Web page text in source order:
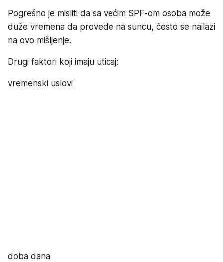
Pogrešno je misliti da sa većim SPF-om osoba može
duže vremena da provede na suncu, često se nailazi
na ovo mišljenje.
Drugi faktori koji imaju uticaj:
vremenski uslovi
doba dana